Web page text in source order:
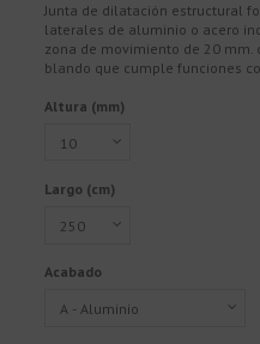
Junta de dilatación estructural
laterales de aluminio o acero
zona de movimiento de 20 mm.
blando que cumple funciones
Altura (mm)
Largo (cm)
Acabado